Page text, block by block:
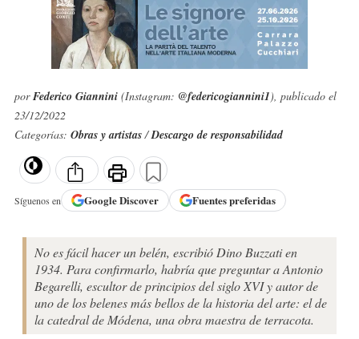
porFederico Giannini(Instagram: @federicogiannini1), publicado el
23/12/2022
Categorías: Obras y artistas/Descargo de responsabilidad
Síguenos en GoogleDiscover Fuentes preferidas
No es fácil hacer un belén, escribió Dino Buzzati en
1934. Para confirmarlo, habría que preguntar a Antonio
Begarelli, escultor de principios del siglo XVI y autor de
uno de los belenes más bellos de la historia del arte: el de
la catedral de Módena, una obra maestra de terracota.